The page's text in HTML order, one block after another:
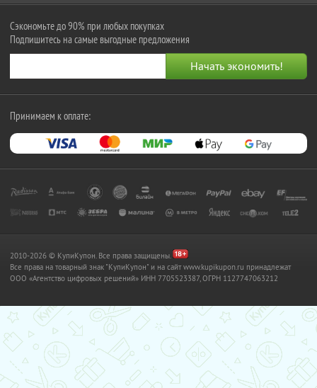
Сэкономьте до 90% при любых покупках
Подпишитесь на самые выгодные предложения
Принимаем к оплате:
2010-2026 © КупиКупон. Все права защищены.
Все права на товарный знак "КупиКупон" и на сайт www.kupikupon.ru принадлежат
OOO «Агентство цифровых решений» ИНН 7705523387, ОГРН 1127747063212